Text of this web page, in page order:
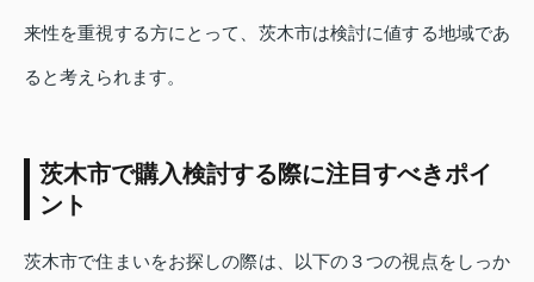
来性を重視する方にとって、茨木市は検討に値する地域であ
ると考えられます。
茨木市で購入検討する際に注目すべきポイ
ント
茨木市で住まいをお探しの際は、以下の３つの視点をしっか